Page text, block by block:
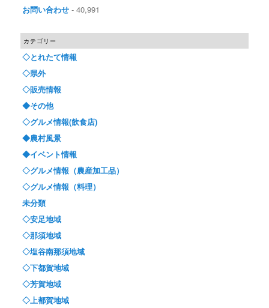
お問い合わせ - 40,991
カテゴリー
◇とれたて情報
◇県外
◇販売情報
◆その他
◇グルメ情報(飲食店)
◆農村風景
◆イベント情報
◇グルメ情報（農産加工品）
◇グルメ情報（料理）
未分類
◇安足地域
◇那須地域
◇塩谷南那須地域
◇下都賀地域
◇芳賀地域
◇上都賀地域